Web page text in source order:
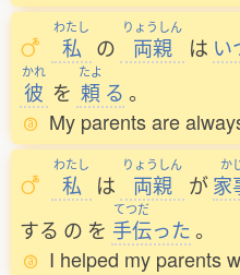
わたし
私 の
りょうしん
両親 は い
かれ
彼 を
たよ
頼 る 。
My parents are
わたし
私 は
りょうしん
両親 が
か
家
する の を
てつだ
手伝った。
I helped my parents